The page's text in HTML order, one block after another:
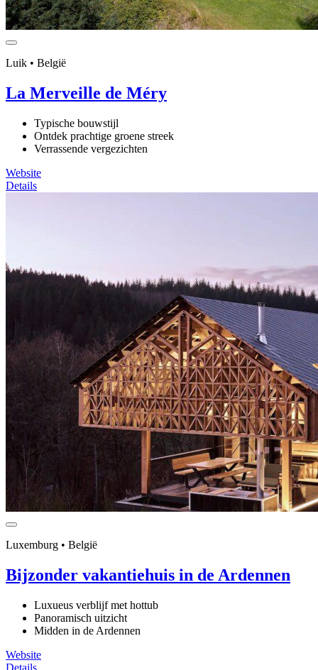
Luik • België
La Merveille de Méry
Typische bouwstijl
Ontdek prachtige groene streek
Verrassende vergezichten
Website
Details
Luxemburg • België
Bijzonder vakantiehuis in de Ardennen
Luxueus verblijf met hottub
Panoramisch uitzicht
Midden in de Ardennen
Website
Details